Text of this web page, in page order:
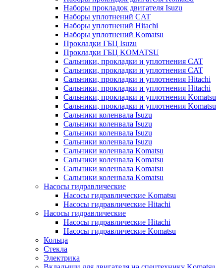
Наборы прокладок двигателя Isuzu
Наборы уплотнений CAT
Наборы уплотнений Hitachi
Наборы уплотнений Komatsu
Прокладки ГБЦ Isuzu
Прокладки ГБЦ KOMATSU
Сальники, прокладки и уплотнения CAT
Сальники, прокладки и уплотнения CAT
Сальники, прокладки и уплотнения Hitachi
Сальники, прокладки и уплотнения Hitachi
Сальники, прокладки и уплотнения Komatsu
Сальники, прокладки и уплотнения Komatsu
Сальники коленвала Isuzu
Сальники коленвала Isuzu
Сальники коленвала Isuzu
Сальники коленвала Isuzu
Сальники коленвала Komatsu
Сальники коленвала Komatsu
Сальники коленвала Komatsu
Сальники коленвала Komatsu
Насосы гидравлические
Насосы гидравлические Komatsu
Насосы гидравлические Hitachi
Насосы гидравлические
Насосы гидравлические Hitachi
Насосы гидравлические Komatsu
Кольца
Стекла
Электрика